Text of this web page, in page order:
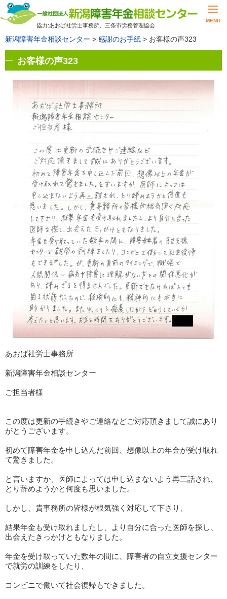
協力:あおば社労士事務所、三条市労務管理協会
MENU
新潟障害年金相談センター > 感謝のお手紙 > お客様の声323
お客様の声323
あおば社労士事務所
新潟障害年金相談センター
ご担当者様
この度は更新の手続きやご連絡などご対応頂きまして誠にあり
がとうございます。
初めて障害年金を申し込んだ前回、想像以上の年金が受け取れ
て驚きました。
と言いますか、医師によっては申し込まないよう再三話され、
とり辞めようかと何度も思いました。
しかし、貴事務所の皆様が根気強く対応して下さり、
結果年金も受け取れましたし、より自分に合った医師を探し、
出会えたきっかけともなりました。
年金を受け取っていた数年の間に、障害者の自立支援センター
で就労の訓練をしたり、
コンビニで働いて社会復帰もできました。